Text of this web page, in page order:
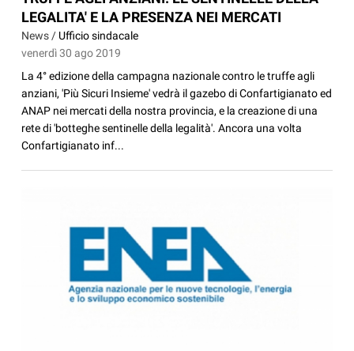
LEGALITA' E LA PRESENZA NEI MERCATI
News / Ufficio sindacale
venerdì 30 ago 2019
La 4° edizione della campagna nazionale contro le truffe agli
anziani, 'Più Sicuri Insieme' vedrà il gazebo di Confartigianato ed
ANAP nei mercati della nostra provincia, e la creazione di una
rete di 'botteghe sentinelle della legalità'. Ancora una volta
Confartigianato inf...